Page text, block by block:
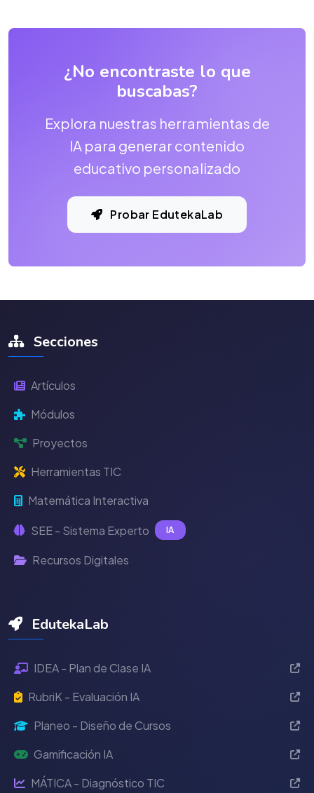
¿No encontraste lo que
buscabas?
Explora nuestras herramientas de
IA para generar contenido
educativo personalizado
Probar EdutekaLab
Secciones
Artículos
Módulos
Proyectos
Herramientas TIC
Matemática Interactiva
SEE - Sistema Experto IA
Recursos Digitales
EdutekaLab
IDEA - Plan de Clase IA
RubriK - Evaluación IA
Planeo - Diseño de Cursos
Gamificación IA
MÁTICA - Diagnóstico TIC